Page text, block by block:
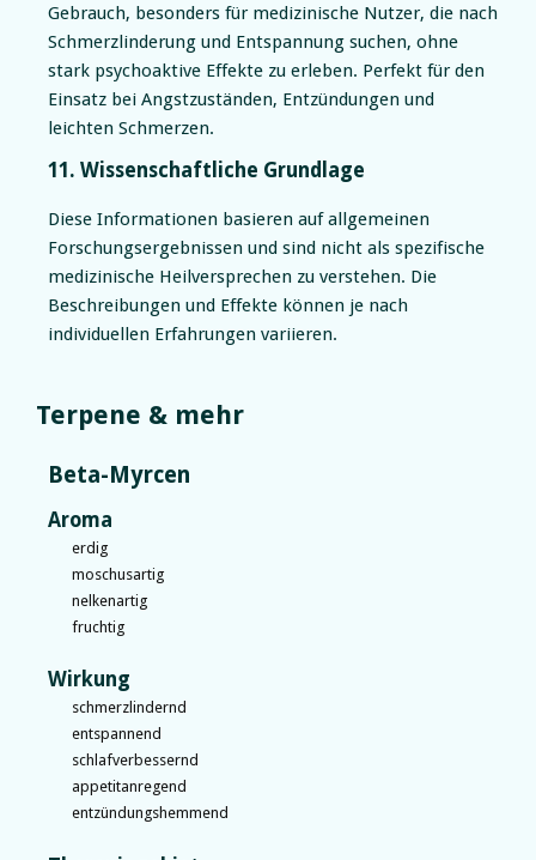
Gebrauch, besonders für medizinische Nutzer, die nach
Schmerzlinderung und Entspannung suchen, ohne
stark psychoaktive Effekte zu erleben. Perfekt für den
Einsatz bei Angstzuständen, Entzündungen und
leichten Schmerzen.
11. Wissenschaftliche Grundlage
Diese Informationen basieren auf allgemeinen
Forschungsergebnissen und sind nicht als spezifische
medizinische Heilversprechen zu verstehen. Die
Beschreibungen und Effekte können je nach
individuellen Erfahrungen variieren.
Terpene & mehr
Beta-Myrcen
Aroma
erdig
moschusartig
nelkenartig
fruchtig
Wirkung
schmerzlindernd
entspannend
schlafverbessernd
appetitanregend
entzündungshemmend